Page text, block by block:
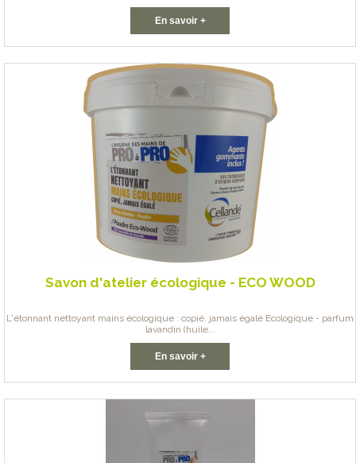
En savoir +
Savon d'atelier écologique - ECO WOOD
L'étonnant nettoyant mains écologique : copié, jamais égalé Ecologique - parfum
lavandin (huile...
En savoir +